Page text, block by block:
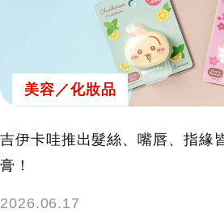
美容／化妝品
吉伊卡哇推出髮絲、嘴唇、指緣
膏！
2026.06.17